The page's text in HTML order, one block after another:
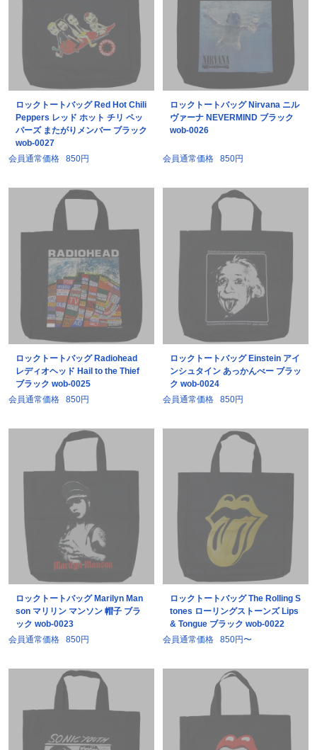
ロックトートバッグ Red Hot Chili
Peppers レッド ホット チリ ペッ
パーズ またがりメンバー ブラック
wob-0027
会員通常価格
850円
ロックトートバッグ Nirvana ニル
ヴァーナ NEVERMIND ブラック
wob-0026
会員通常価格 850円
ロックトートバッグ Radiohead
レディオヘッド Hail to the Thief
ブラック wob-0025
会員通常価格
850円
ロックトートバッグ Einstein アイ
ンシュタイン あっかんべー ブラッ
ク wob-0024
会員通常価格
850円
ロックトートバッグ Marilyn Man
son マリリン マンソン 帽子 ブラ
ック wob-0023
会員通常価格
850円
ロックトートバッグ The Rolling S
tones ローリングストーンズ Lips
& Tongue ブラック wob-0022
会員通常価格
850円〜